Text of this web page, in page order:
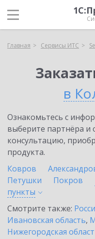
Главная Сервисы ИТС
в
Ознакомьтесь с
выберите партнёра и
консультацию,
продукта.
Ковров
Петушки
Покров
пункты
Смотрите также:
Ивановская область,
Нижегородская